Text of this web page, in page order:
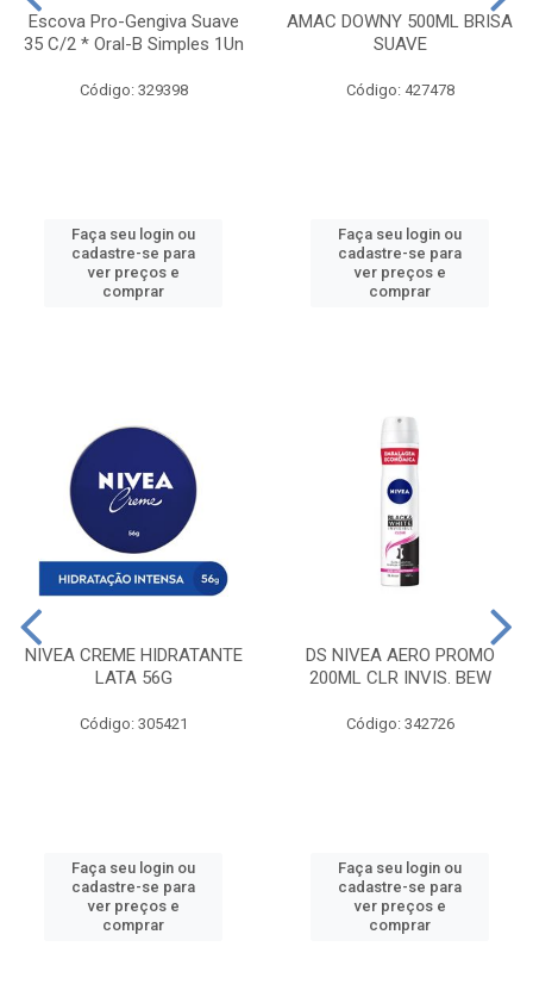
Escova Pro-Gengiva Suave
35 C/2 * Oral-B Simples 1Un
Código: 329398
Faça seu login ou
cadastre-se para
ver preços e
comprar
AMAC DOWNY 500ML BRISA
SUAVE
Código: 427478
Faça seu login ou
cadastre-se para
ver preços e
comprar
NIVEA CREME HIDRATANTE
LATA 56G
Código: 305421
Faça seu login ou
cadastre-se para
ver preços e
comprar
DS NIVEA AERO PROMO
200ML CLR INVIS. BEW
Código: 342726
Faça seu login ou
cadastre-se para
ver preços e
comprar